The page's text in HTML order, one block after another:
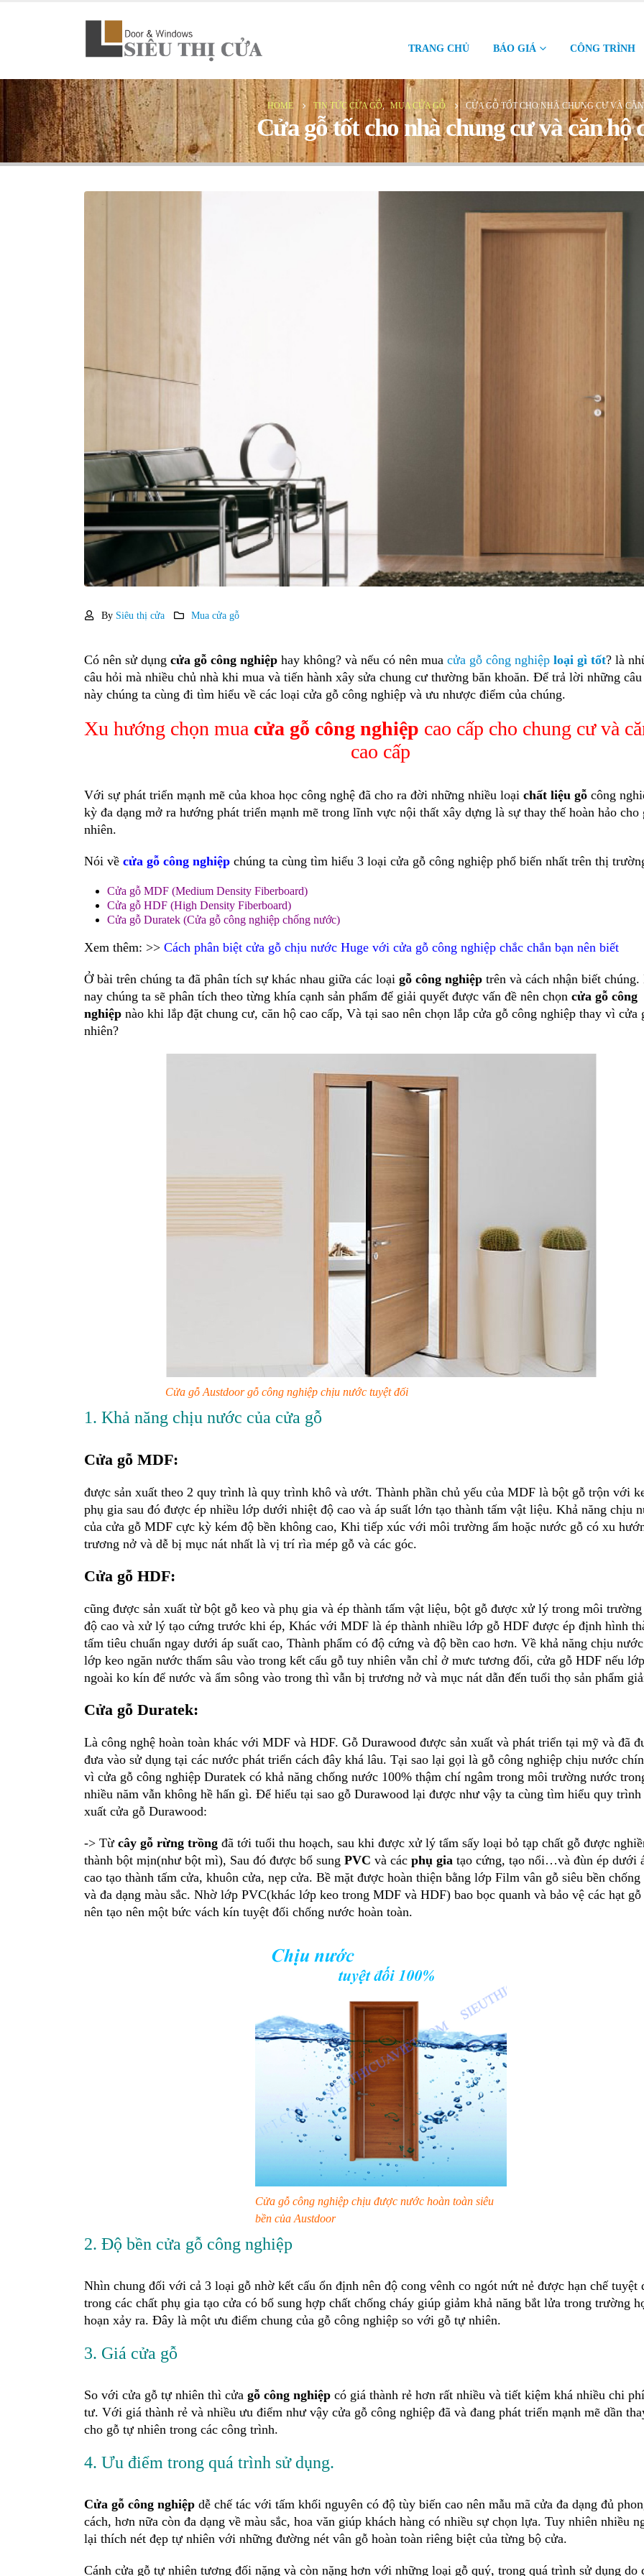
TRANG CHỦ BÁO GIÁ CÔNG TRÌNH
HOME TIN TỨC CỬA GỖ, MUA CỬA GỖ CỬA GỖ TỐT CHO NHÀ CHUNG CƯ VÀ
Cửa gỗ tốt cho nhà chung cư và căn hộ
By Siêu thị cửa Mua cửa gỗ
Có nên sử dụng cửa gỗ công nghiệp hay không? và nếu có nên mua cửa gỗ công nghiệp loại gì tốt? là
câu hỏi mà nhiều chủ nhà khi mua và tiến hành xây sửa chung cư thường băn khoăn. Để trả lời những
này chúng ta cùng đi tìm hiểu về các loại cửa gỗ công nghiệp và ưu nhược điểm của chúng.
Xu hướng chọn mua cửa gỗ công nghiệp cao cấp cho chung cư và
cao cấp
Với sự phát triển mạnh mẽ của khoa học công nghệ đã cho ra đời những nhiều loại chất liệu gỗ công
kỳ đa dạng mở ra hướng phát triển mạnh mẽ trong lĩnh vực nội thất xây dựng là sự thay thế hoàn hảo cho
nhiên.
Nói về cửa gỗ công nghiệp chúng ta cùng tìm hiểu 3 loại cửa gỗ công nghiệp phổ biến nhất trên thị
Cửa gỗ MDF (Medium Density Fiberboard)
Cửa gỗ HDF (High Density Fiberboard)
Cửa gỗ Duratek (Cửa gỗ công nghiệp chống nước)
Xem thêm: >> Cách phân biệt cửa gỗ chịu nước Huge với cửa gỗ công nghiệp chắc chắn bạn nên biết
Ở bài trên chúng ta đã phân tích sự khác nhau giữa các loại gỗ công nghiệp trên và cách nhận biết chúng.
nay chúng ta sẽ phân tích theo từng khía cạnh sản phẩm để giải quyết được vấn đề nên chọn cửa gỗ công
nghiệp nào khi lắp đặt chung cư, căn hộ cao cấp, Và tại sao nên chọn lắp cửa gỗ công nghiệp thay vì cửa
nhiên?
Cửa gỗ Austdoor gỗ công nghiệp chịu nước tuyệt đối
1. Khả năng chịu nước của cửa gỗ
Cửa gỗ MDF:
được sản xuất theo 2 quy trình là quy trình khô và ướt. Thành phần chủ yếu của MDF là bột gỗ trộn với
phụ gia sau đó được ép nhiều lớp dưới nhiệt độ cao và áp suất lớn tạo thành tấm vật liệu. Khả năng chịu
của cửa gỗ MDF cực kỳ kém độ bền không cao, Khi tiếp xúc với môi trường ẩm hoặc nước gỗ có xu
trương nở và dễ bị mục nát nhất là vị trí rìa mép gỗ và các góc.
Cửa gỗ HDF:
cũng được sản xuất từ bột gỗ keo và phụ gia và ép thành tấm vật liệu, bột gỗ được xử lý trong môi
độ cao và xử lý tạo cứng trước khi ép, Khác với MDF là ép thành nhiều lớp gỗ HDF được ép định hình
tấm tiêu chuẩn ngay dưới áp suất cao, Thành phẩm có độ cứng và độ bền cao hơn. Về khả năng chịu
lớp keo ngăn nước thấm sâu vào trong kết cấu gỗ tuy nhiên vẫn chỉ ở mưc tương đối, cửa gỗ HDF nếu
ngoài ko kín để nước và ẩm sông vào trong thì vẫn bị trương nở và mục nát dẫn đến tuổi thọ sản phẩm
Cửa gỗ Duratek:
Là công nghệ hoàn toàn khác với MDF và HDF. Gỗ Durawood được sản xuất và phát triển tại mỹ và đã
đưa vào sử dụng tại các nước phát triển cách đây khá lâu. Tại sao lại gọi là gỗ công nghiệp chịu nước
vì cửa gỗ công nghiệp Duratek có khả năng chống nước 100% thậm chí ngâm trong môi trường nước
nhiều năm vẫn không hề hấn gì. Để hiểu tại sao gỗ Durawood lại được như vậy ta cùng tìm hiểu quy trình
xuất cửa gỗ Durawood:
-> Từ cây gỗ rừng trồng đã tới tuổi thu hoạch, sau khi được xử lý tẩm sấy loại bỏ tạp chất gỗ được
thành bột mịn(như bột mì), Sau đó được bổ sung PVC và các phụ gia tạo cứng, tạo nổi…và đùn ép dưới
cao tạo thành tấm cửa, khuôn cửa, nẹp cửa. Bề mặt được hoàn thiện bằng lớp Film vân gỗ siêu bền
và đa dạng màu sắc. Nhờ lớp PVC(khác lớp keo trong MDF và HDF) bao bọc quanh và bảo vệ các hạt
nên tạo nên một bức vách kín tuyệt đối chống nước hoàn toàn.
Cửa gỗ công nghiệp chịu được nước hoàn toàn siêu
bền của Austdoor
2. Độ bền cửa gỗ công nghiệp
Nhìn chung đối với cả 3 loại gỗ nhờ kết cấu ổn định nên độ cong vênh co ngót nứt nẻ được hạn chế tuyệt
trong các chất phụ gia tạo cửa có bổ sung hợp chất chống cháy giúp giảm khả năng bắt lửa trong trường
hoạn xảy ra. Đây là một ưu điểm chung của gỗ công nghiệp so với gỗ tự nhiên.
3. Giá cửa gỗ
So với cửa gỗ tự nhiên thì cửa gỗ công nghiệp có giá thành rẻ hơn rất nhiều và tiết kiệm khá nhiều chi
tư. Với giá thành rẻ và nhiều ưu điểm như vậy cửa gỗ công nghiệp đã và đang phát triển mạnh mẽ dần
cho gỗ tự nhiên trong các công trình.
4. Ưu điểm trong quá trình sử dụng.
Cửa gỗ công nghiệp dễ chế tác với tấm khối nguyên có độ tùy biến cao nên mẫu mã cửa đa dạng đủ
cách, hơn nữa còn đa dạng về màu sắc, hoa văn giúp khách hàng có nhiều sự chọn lựa. Tuy nhiên nhiều
lại thích nét đẹp tự nhiên với những đường nét vân gỗ hoàn toàn riêng biệt của từng bộ cửa.
Cánh cửa gỗ tự nhiên tương đối nặng và còn nặng hơn với những loại gỗ quý, trong quá trình sử dụng do